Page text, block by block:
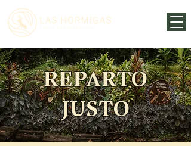
REPARTO
JUSTO